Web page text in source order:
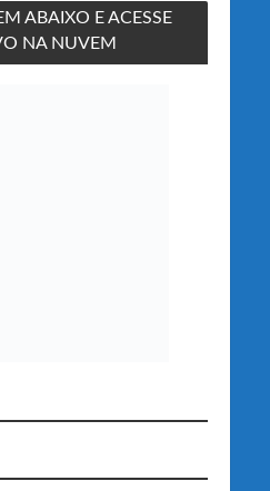
ABAIXO E ACESSE
NA NUVEM